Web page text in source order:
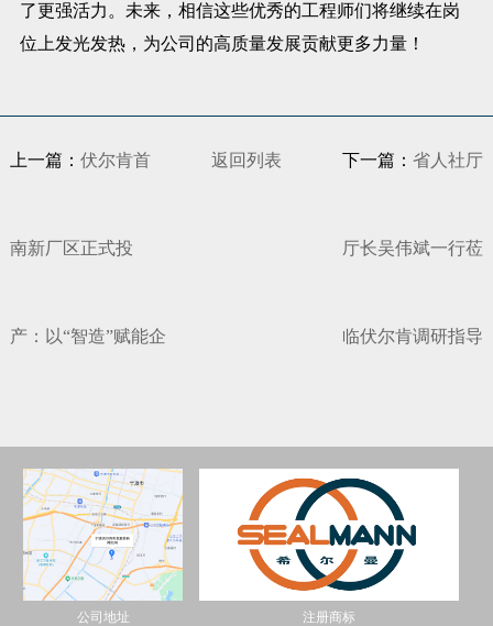
了更强活力。未来，相信这些优秀的工程师们将继续在岗
位上发光发热，为公司的高质量发展贡献更多力量！
上一篇： 伏尔肯首
南新厂区正式投
产：以“智造”赋能企
返回列表 下一篇： 省人社厅
厅长吴伟斌一行莅
临伏尔肯调研指导
公司地址 注册商标